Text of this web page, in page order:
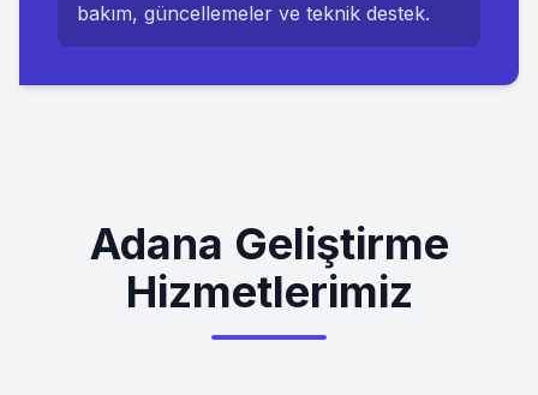
bakım, güncellemeler ve teknik destek.
Adana Geliştirme
Hizmetlerimiz